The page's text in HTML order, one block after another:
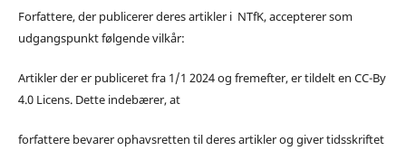
Forfattere, der publicerer deres artikler i NTfK, accepterer som
udgangspunkt følgende vilkår:
Artikler der er publiceret fra 1/1 2024 og fremefter, er tildelt en CC-By
4.0 Licens. Dette indebærer, at
forfattere bevarer ophavsretten til deres artikler og giver tidsskriftet